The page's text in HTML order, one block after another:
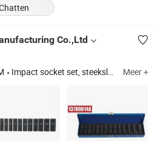
Co.,Ltd
Impact socket set, steeksleutel, wielmoersleutel, kruissleutel, arbeidsbesparende sleutel, asmoersleutel, steeksleutelset, ratelsleutel, cilindersleeve, krik Meer +